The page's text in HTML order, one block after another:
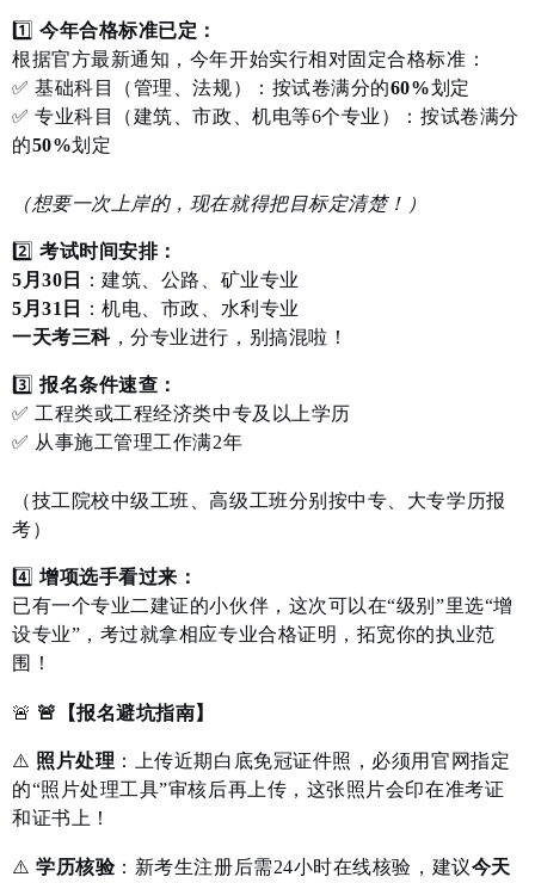
1️⃣今年合格标准已定：
根据官方最新通知，今年开始实行相对固定合格标准：
✅ 基础科目（管理、法规）：按试卷满分的60%划定
✅ 专业科目（建筑、市政、机电等6个专业）：按试卷满分
的50%划定
（想要一次上岸的，现在就得把目标定清楚！）
2️⃣考试时间安排：
5月30日
：建筑、公路、矿业专业
5月31日
：机电、市政、水利专业
一天考三科，分专业进行，别搞混啦！
3️⃣报名条件速查：
✅ 工程类或工程经济类中专及以上学历
✅ 从事施工管理工作满2年
（技工院校中级工班、高级工班分别按中专、大专学历报
考）
4️⃣增项选手看过来：
已有一个专业二建证的小伙伴，这次可以在“级别”里选“增
设专业”，考过就拿相应专业合格证明，拓宽你的执业范
围！
🚨 🚨【报名避坑指南】
⚠️ 照片处理 ：上传近期白底免冠证件照，必须用官网指定
的“照片处理工具”审核后再上传，这张照片会印在准考证
和证书上！
⚠️学历核验：新考生注册后需24小时在线核验，建议今天